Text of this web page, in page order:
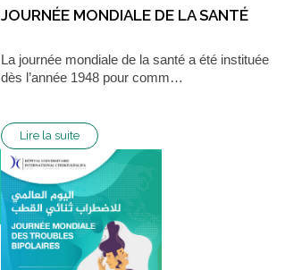
JOURNÉE MONDIALE DE LA SANTÉ
La journée mondiale de la santé a été instituée
dès l’année 1948 pour comm…
Lire la suite